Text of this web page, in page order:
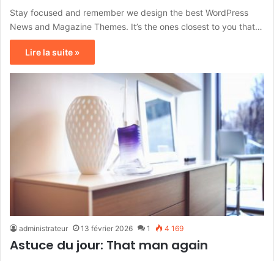
Stay focused and remember we design the best WordPress
News and Magazine Themes. It’s the ones closest to you that…
Lire la suite »
administrateur 13 février 2026 1 4 169
Astuce du jour: That man again